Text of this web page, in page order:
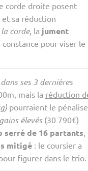
corde droite posent
sa réduction
corde, la jument
pour viser le
ses 3 dernières
mais la réduction
pourraient le
gains élevés(30 790€)
serré de 16 partants,
mitigé: le coursier a
figurer dans le trio.